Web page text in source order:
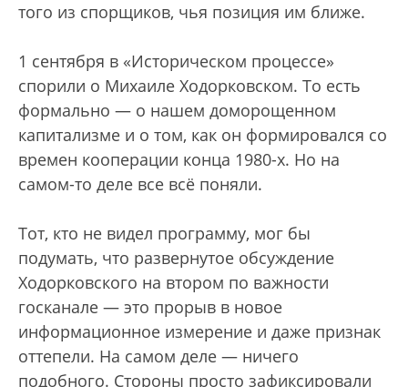
того из спорщиков, чья позиция им ближе.
1 сентября в «Историческом процессе»
спорили о Михаиле Ходорковском. То есть
формально — о нашем доморощенном
капитализме и о том, как он формировался со
времен кооперации конца 1980-х. Но на
самом-то деле все всё поняли.
Тот, кто не видел программу, мог бы
подумать, что развернутое обсуждение
Ходорковского на втором по важности
госканале — это прорыв в новое
информационное измерение и даже признак
оттепели. На самом деле — ничего
подобного. Стороны просто зафиксировали